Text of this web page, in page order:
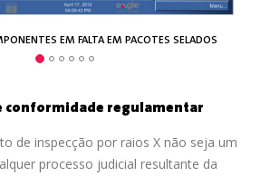
EM FALTA EM PACOTES SELADOS
MAL COLOCADOS EM EMBALAGEM CHUB
MASSA PARA TARTES COZINHADAS
VÁCUO NOS PACOTES BURGER PATTY
DO NÍVEL DE ENCHIMENTO EM FRASCOS
PRESOS EM SELOS DE EMBALAGEM
conformidade regulamentar
de inspecção por raios X não seja um
processo judicial resultante da